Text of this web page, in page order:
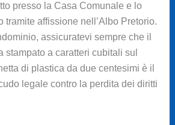
presso la Casa Comunale e lo
tramite affissione nell’Albo Pretorio.
assicuratevi sempre che il
stampato a caratteri cubitali sul
di plastica da due centesimi è il
legale contro la perdita dei diritti